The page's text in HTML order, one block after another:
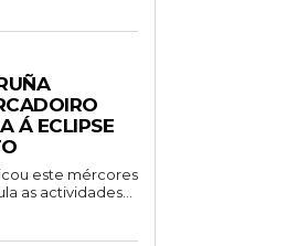
Á ECLIPSE
este mércores
as actividades...